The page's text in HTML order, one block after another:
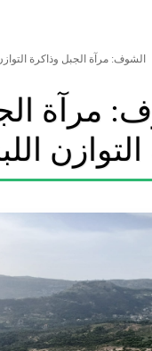
مرآة الجبل وذاكرة التوازن
مرآة